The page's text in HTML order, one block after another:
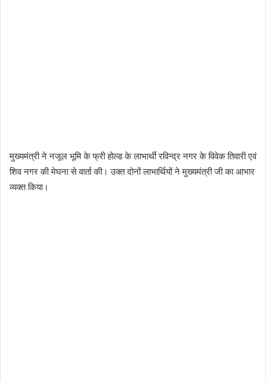
मुख्यमंत्री ने नजूल भूमि के फ्री होल्ड के लाभार्थी रविन्द्र नगर के विवेक तिवारी एवं
शिव नगर की मेघना से वार्ता की। उक्त दोनों लाभार्थियों ने मुख्यमंत्री जी का आभार
व्यक्त किया।